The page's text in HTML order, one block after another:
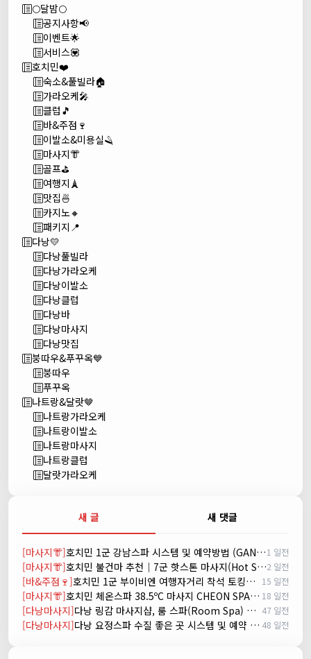
🌕달밤🌕
공지사항📢
이벤트🌟
서비스💟
호치민❤️
숙소&풀빌라🏠
가라오케🎤
클럽🎵
바&주점🍷
이발소&미용실🪒
마사지👘
골프⛳
여행지🗼
맛집🍜
카지노🔸
패키지📍
다낭💛
다낭풀빌라
다낭가라오케
다낭이발소
다낭클럽
다낭바
다낭마사지
다낭맛집
붕따우&푸꾸옥💙
붕따우
푸꾸옥
나트랑&달랏🤎
나트랑가라오케
나트랑이발소
나트랑마사지
나트랑클럽
달랏가라오케
새 글 새 댓글
[마사지👘] 호치민 1군 강남스파 시스템 및 예약방법 (GANGNAM SPA)1 일전
[마사지👘] 호치민 불건마 추천｜7군 핫스톤 마사지(Hot Stone massage)2 일전
[바&주점🍷] 호치민 1군 부이비엔 여행자거리 착석 토킹바 놀이터 (NORITER LOUNGE) 15 일전
[마사지👘] 호치민 체온스파 38.5ºC 마사지 CHEON SPA Massage 18 일전
[다낭마사지] 다낭 링감 마사지샵, 룸 스파(Room Spa) 예약 47 일전
[다낭마사지] 다낭 요정스파 수질 좋은 곳 시스템 및 예약 방법 48 일전